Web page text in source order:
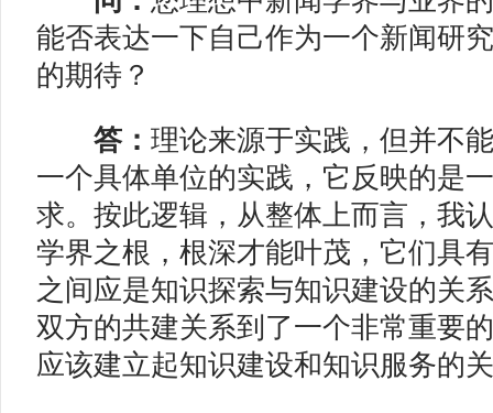
能否表达一下自己作为一个新闻研
的期待？
答： 理论来源于实践，但并不
一个具体单位的实践，它反映的是
求。按此逻辑，从整体上而言，我
学界之根，根深才能叶茂，它们具
之间应是知识探索与知识建设的关
双方的共建关系到了一个非常重要
应该建立起知识建设和知识服务的